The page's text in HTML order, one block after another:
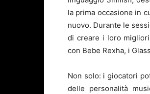
la prima occasione in
nuovo. Durante le
di creare i loro
con Bebe Rexha, i
Non solo: i giocatori
delle personalità